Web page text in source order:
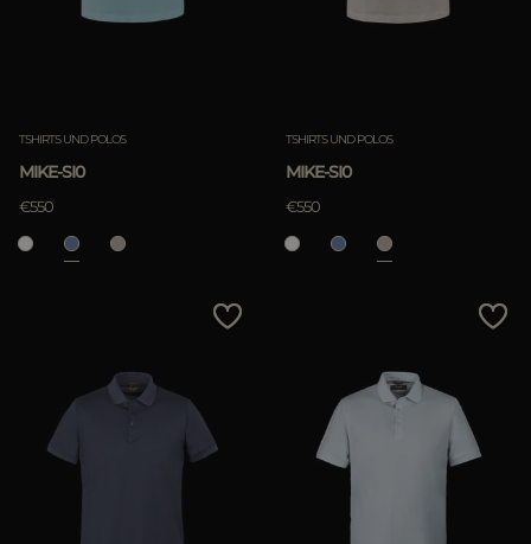
TSHIRTS UND POLOS
MIKE-SI0
€550
TSHIRTS UND POLOS
MIKE-SI0
€550